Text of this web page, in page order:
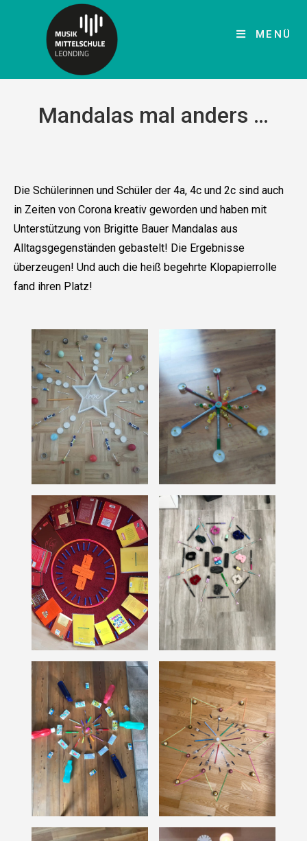
MENÜ
Mandalas mal anders …
Die Schülerinnen und Schüler der 4a, 4c und 2c sind auch
in Zeiten von Corona kreativ geworden und haben mit
Unterstützung von Brigitte Bauer Mandalas aus
Alltagsgegenständen gebastelt! Die Ergebnisse
überzeugen! Und auch die heiß begehrte Klopapierrolle
fand ihren Platz!